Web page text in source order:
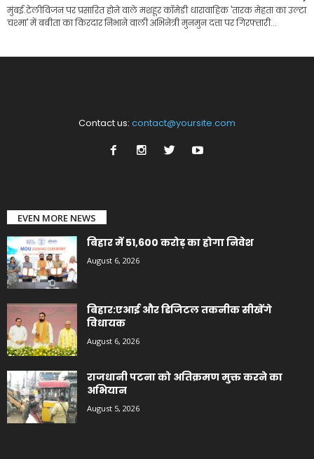
मुंबई.टेलीविजन पर प्रसारित होने वाले मशहूर कॉमेडी धारावाहिक 'तारक मेहता का उल्टा
चश्मा' में बबीता का किरदार निभाने वाली अभिनेत्री मुनमुन दत्ता पर गिरफ्तारी...
Contact us: contact@yoursite.com
EVEN MORE NEWS
बिहार में 51,600 करोड़ का होगा निवेश
August 6, 2026
बिहार:एआई और डिजिटल तकनीक सीखेंगे
विधायक
August 6, 2026
राजधानी पटना को अतिक्रमण मुक्त करने का
अभियान
August 5, 2026